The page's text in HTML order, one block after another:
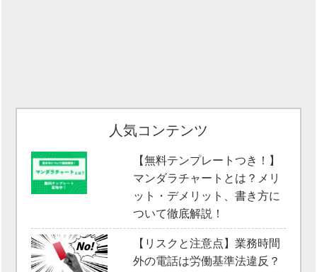
人気コンテンツ
【無料テンプレートつき！】
マンダラチャートとは？メリ
ット・デメリット、書き方に
ついて徹底解説！
【リスクと注意点】業務時間
外の電話は労働基準法違反？